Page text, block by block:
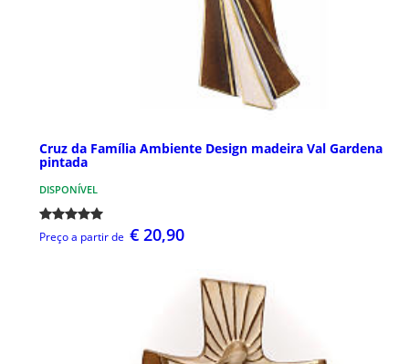
Cruz da Família Ambiente Design madeira Val Gardena
pintada
DISPONÍVEL
Preço a partir de € 20,90